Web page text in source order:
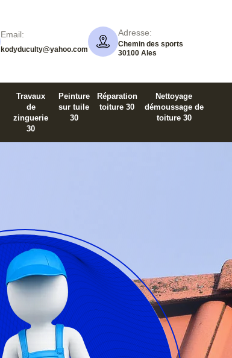
Email:
kodyduculty@yahoo.com
Adresse:
Chemin des sports
30100 Ales
Travaux
de
zinguerie
30
Peinture
sur tuile
30
Réparation
toiture 30
Nettoyage
démoussage de
toiture 30